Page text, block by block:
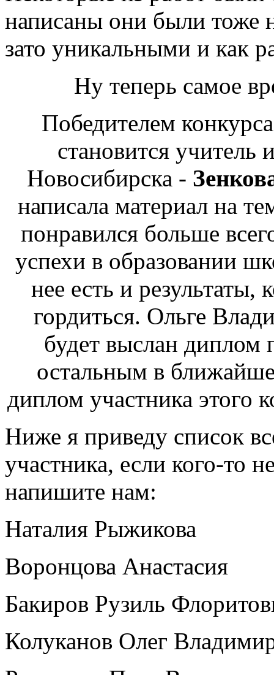
написаны они были тоже
зато уникальными и как
Ну теперь самое
Победителем
становится
Новосибирска -
написала материал на
понравился больше
успехи в образовании
нее есть и
гордиться. Ольге
будет выслан диплом
остальным в
диплом участника этого
Ниже я приведу список
участника, если кого-то
напишите нам:
Наталия Рыжикова
Воронцова Анастасия
Бакиров Рузиль
Колуканов Олег